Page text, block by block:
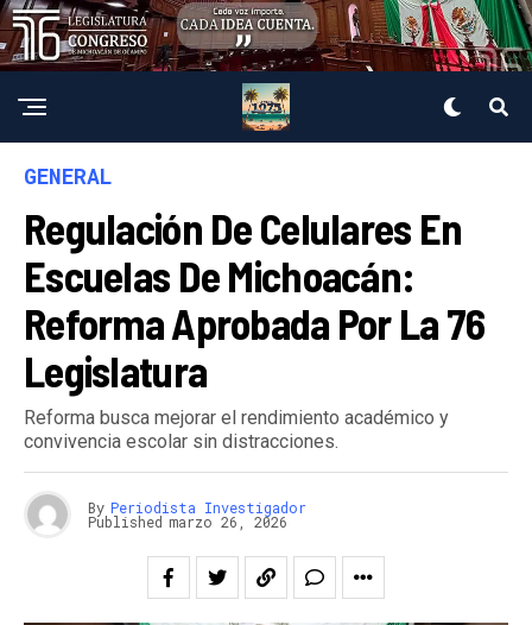
GENERAL
Regulación De Celulares En
Escuelas De Michoacán:
Reforma Aprobada Por La 76
Legislatura
Reforma busca mejorar el rendimiento académico y
convivencia escolar sin distracciones.
By Periodista Investigador
Published marzo 26, 2026